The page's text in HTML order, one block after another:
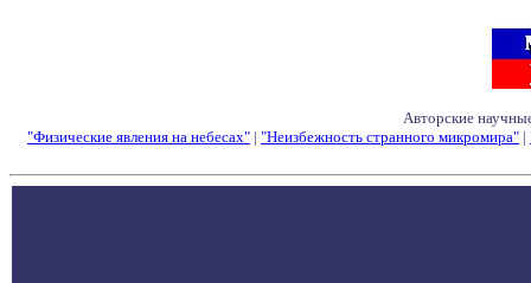
Авторские
"Физические явления на небесах" | "Неизбежность странного микромира" |